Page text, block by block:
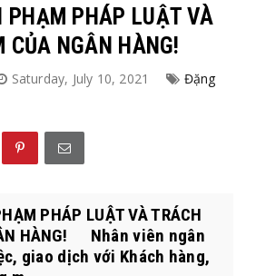
PHẠM PHÁP LUẬT VÀ
CỦA NGÂN HÀNG!
Saturday, July 10, 2021
Đặng
PHÁP LUẬT VÀ TRÁCH
HÀNG! Nhân viên ngân
giao dịch với Khách hàng,